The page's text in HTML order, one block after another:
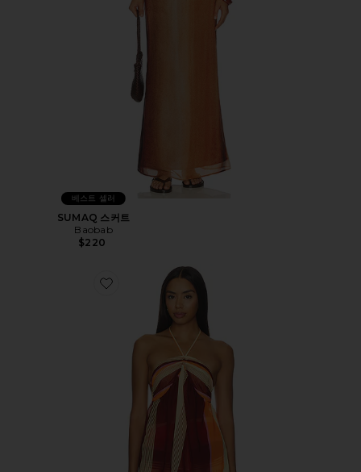
베스트 셀러
SUMAQ 스커트
Baobab
$220
Favorite ROMINA 탑